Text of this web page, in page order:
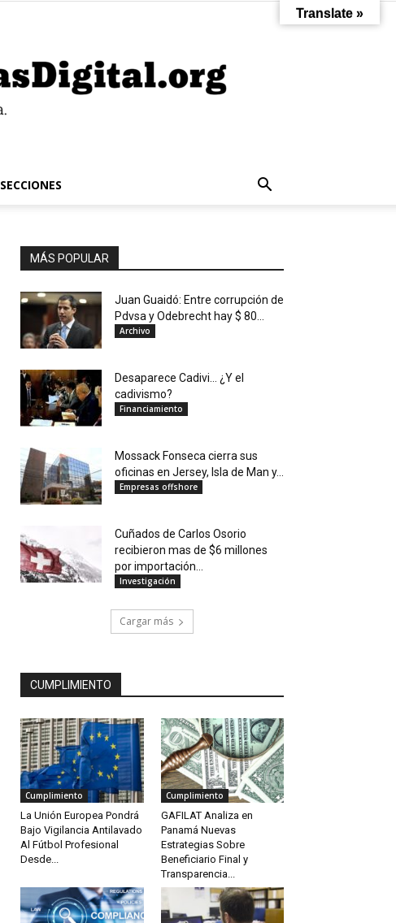
SECCIONES
MÁS POPULAR
Juan Guaidó: Entre corrupción de
Pdvsa y Odebrecht hay $ 80...
Archivo
Desaparece Cadivi… ¿Y el
cadivismo?
Financiamiento
Mossack Fonseca cierra sus
oficinas en Jersey, Isla de Man y...
Empresas offshore
Cuñados de Carlos Osorio
recibieron mas de $6 millones
por importación...
Investigación
Cargar más
CUMPLIMIENTO
Cumplimiento
La Unión Europea Pondrá
Bajo Vigilancia Antilavado
Al Fútbol Profesional
Desde...
Cumplimiento
GAFILAT Analiza en
Panamá Nuevas
Estrategias Sobre
Beneficiario Final y
Transparencia...
Translate »